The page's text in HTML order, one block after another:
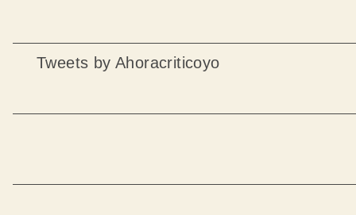
Tweets by Ahoracriticoyo